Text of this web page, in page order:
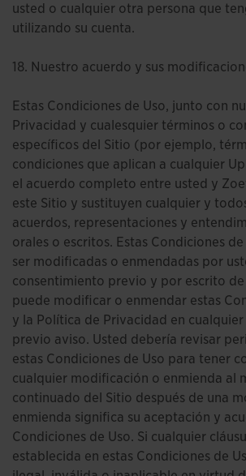
usted o cualquier otra persona que
utilizando su cuenta.
18. Nuestro acuerdo y sus
Estas Condiciones de Uso, junto con
Privacidad y cualesquier términos o
específicos del Sitio (por ejemplo,
condiciones que aplican a cualquier
el acuerdo completo entre usted y
este Sitio y sustituyen cualquier y
acuerdos, representaciones y
orales o escritos. Estas Condiciones
ser modificadas o enmendadas por
consentimiento previo y por escrito
puede modificar o enmendar estas
y la Política de Privacidad en
previo aviso. Usted debería revisar
estas Condiciones de Uso para tener
cualquier modificación o enmienda al
continuado del Sitio después de una
enmienda significa su aceptación y
Condiciones de Uso. Si cualquier
establecida en estas Condiciones de